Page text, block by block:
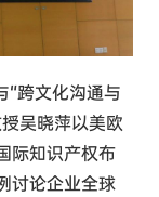
“跨文化沟通与
吴晓萍以美欧
际知识产权布
讨论企业全球